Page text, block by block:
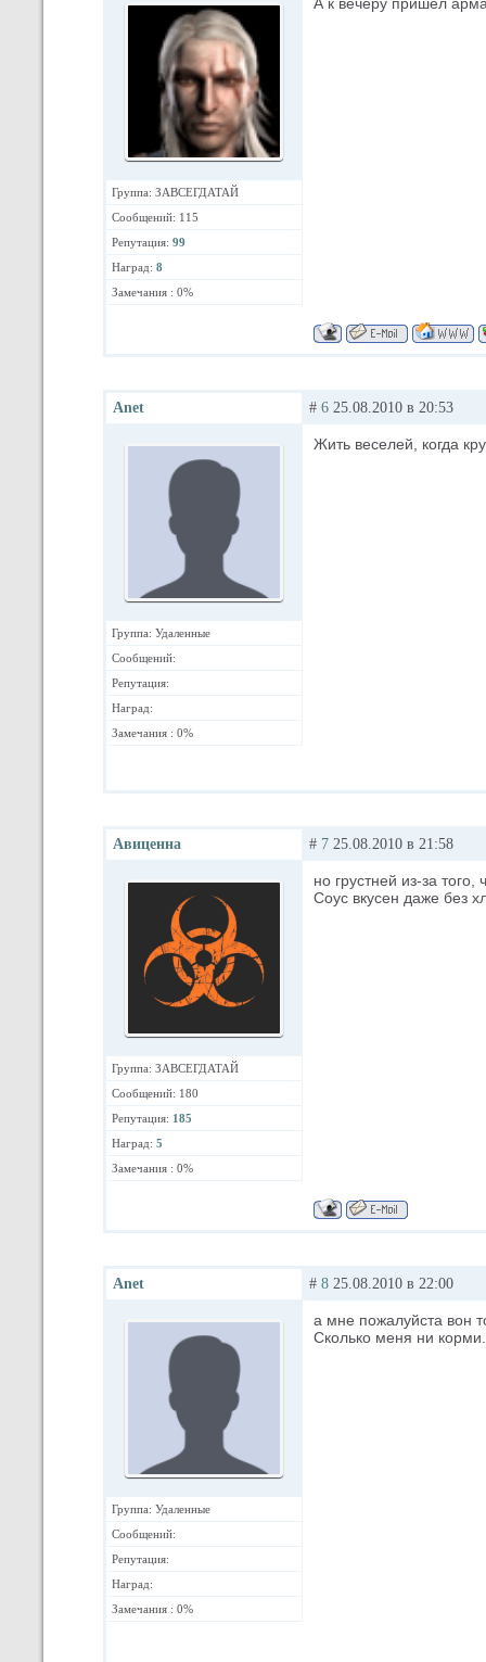
Группа: ЗАВСЕГДАТАЙ
Сообщений: 115
Репутация: 99
Наград: 8
Замечания : 0%
Anet
Группа: Удаленные
Сообщений:
Репутация:
Наград:
Замечания : 0%
# 6 25.08.2010 в 20:53
Жить веселей, когда
Авиценна
Группа: ЗАВСЕГДАТАЙ
Сообщений: 180
Репутация: 185
Наград: 5
Замечания : 0%
# 7 25.08.2010 в 21:58
но грустней из-за того,
Соус вкусен даже без
Anet
Группа: Удаленные
Сообщений:
Репутация:
Наград:
Замечания : 0%
# 8 25.08.2010 в 22:00
а мне пожалуйста вон
Сколько меня ни